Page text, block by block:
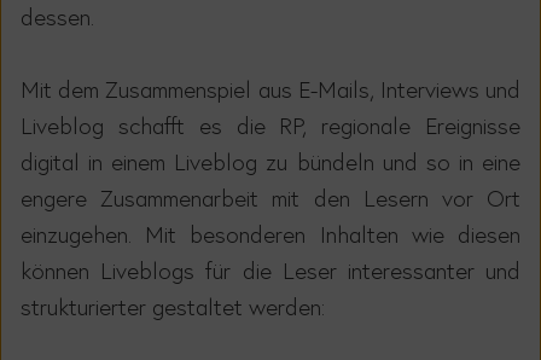
dessen.
Mit dem Zusammenspiel aus E-Mails, Interviews und
Liveblog schafft es die RP, regionale Ereignisse
digital in einem Liveblog zu bündeln und so in eine
engere Zusammenarbeit mit den Lesern vor Ort
einzugehen. Mit besonderen Inhalten wie diesen
können Liveblogs für die Leser interessanter und
strukturierter gestaltet werden: